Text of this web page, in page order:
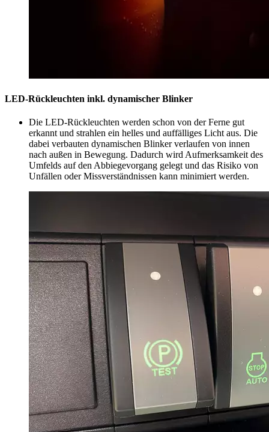
LED-Rückleuchten inkl. dynamischer Blinker
Die LED-Rückleuchten werden schon von der Ferne gut
erkannt und strahlen ein helles und auffälliges Licht aus. Die
dabei verbauten dynamischen Blinker verlaufen von innen
nach außen in Bewegung. Dadurch wird Aufmerksamkeit des
Umfelds auf den Abbiegevorgang gelegt und das Risiko von
Unfällen oder Missverständnissen kann minimiert werden.